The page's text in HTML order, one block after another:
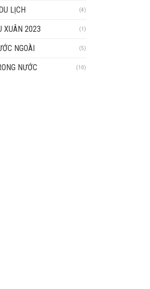
LỊCH (4)
XUÂN 2023 (1)
NGOÀI (5)
NƯỚC (10)